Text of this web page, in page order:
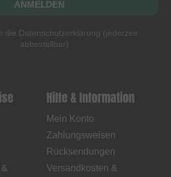
ANMELDEN
die Datenschutzerklärung (jederzeit
abbestellbar)
Hilfe & Information
Mein Konto
Zahlungsweisen
Rücksendungen
Versandkosten &